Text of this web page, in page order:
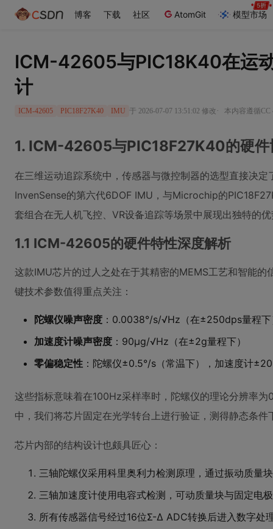
博客 下载 社区 AtomGit 模型市场
ICM-42605与PIC18K40在运
计
ICM-42605 PIC18F27K40 IMU 于 2026-07-07 13:51:02 修改 · 本内容遵循CC
1. ICM-42605与PIC18F27K40的硬件
在三维运动追踪系统中，传感器与微控制器的选型直接决
InvenSense的第六代6DOF IMU，与Microchip的
套组合在无人机飞控、VR设备追踪等场景中展现出独特的
1.1 ICM-42605的硬件特性深度解析
这款IMU芯片的过人之处在于其精密的MEMS工艺和智能
键技术参数值得重点关注：
陀螺仪噪声密度 ：0.0038°/s/√Hz（在±250dps量程下
加速度计噪声密度 ：90μg/√Hz（在±2g量程下）
零偏稳定性 ：陀螺仪±0.5°/s（常温下），加速度计
这些指标意味着在100Hz采样率时，陀螺仪的理论分辨率
中，我们将芯片固定在光学转台上进行验证，测得静态条
芯片内部的结构设计也颇具匠心：
三轴陀螺仪采用科里奥利力检测原理，通过振动质量
三轴加速度计使用电容式检测，可动质量块与固定电
所有传感器信号经过16位Σ-Δ ADC转换后进入数字处